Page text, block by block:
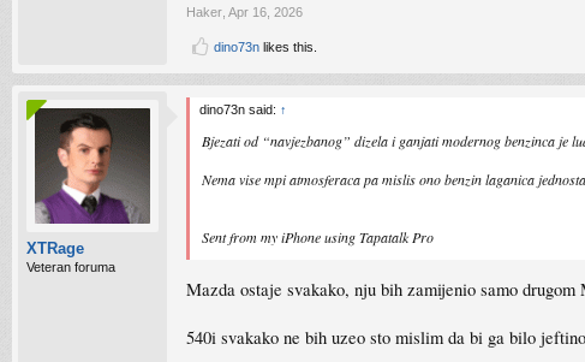
Haker Apr 16, 2026
dino73n likes this.
XTRage
Veteran foruma
dino73n said: ↑
Bjezati od “navjezbanog” dizela i ganjati modernog benzinca je
Nema vise mpi atmosferaca pa mislis ono benzin laganica
Sent from my iPhone using Tapatalk Pro
Mazda ostaje svakako, nju bih zamijenio samo drugom
540i svakako ne bih uzeo sto mislim da bi ga bilo